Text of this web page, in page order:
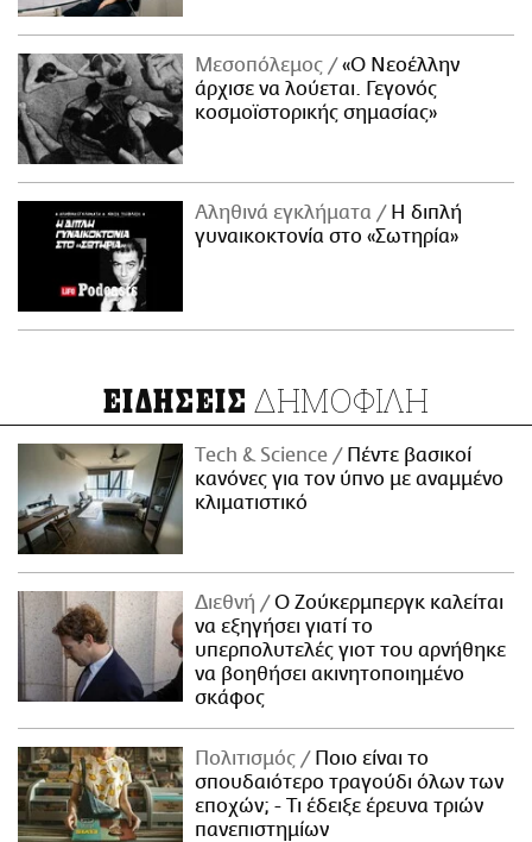
Μεσοπόλεμος
«Ο Νεοέλλην
άρχισε να λούεται. Γεγονός
κοσμοϊστορικής σημασίας»
Αληθινά εγκλήματα
Η διπλή
γυναικοκτονία στο «Σωτηρία»
ΕΙΔΗΣΕΙΣ ΔΗΜΟΦΙΛΗ
Τech & Science
Πέντε βασικοί
κανόνες για τον ύπνο με αναμμένο
κλιματιστικό
Διεθνή
Ο Ζούκερμπεργκ καλείται
να εξηγήσει γιατί το
υπερπολυτελές γιοτ του αρνήθηκε
να βοηθήσει ακινητοποιημένο
σκάφος
Πολιτισμός
Ποιο είναι το
σπουδαιότερο τραγούδι όλων των
εποχών; - Τι έδειξε έρευνα τριών
πανεπιστημίων